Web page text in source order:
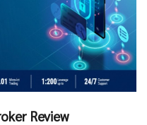
Review